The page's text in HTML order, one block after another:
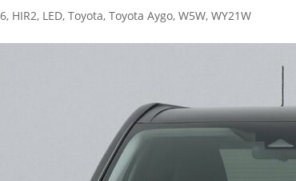
, HIR2, LED,Toyota,Toyota Aygo,W5W,WY21W